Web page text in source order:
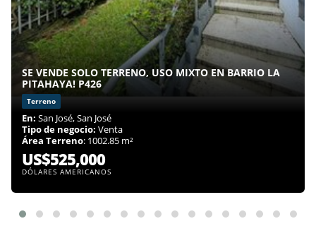
SE VENDE SOLO TERRENO, USO MIXTO EN BARRIO LA
PITAHAYA! P426
Terreno
En: San José, San José
Tipo de negocio: Venta
Área Terreno: 1002.85 m²
US$525,000
DÓLARES AMERICANOS